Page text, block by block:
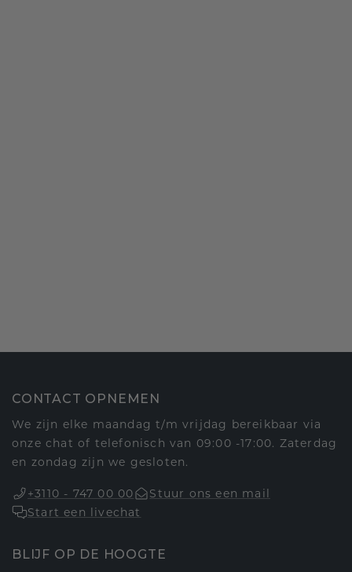
CONTACT OPNEMEN
We zijn elke maandag t/m vrijdag bereikbaar via
onze chat of telefonisch van 09:00 -17:00. Zaterdag
en zondag zijn we gesloten.
+3110 - 747 00 00
Stuur ons een mail
Start een livechat
BLIJF OP DE HOOGTE